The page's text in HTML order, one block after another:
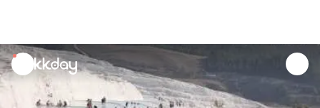
unread
notifications